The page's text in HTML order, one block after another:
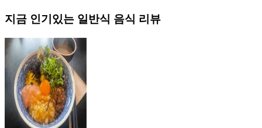
지금 인기있는 일반식 음식 리뷰